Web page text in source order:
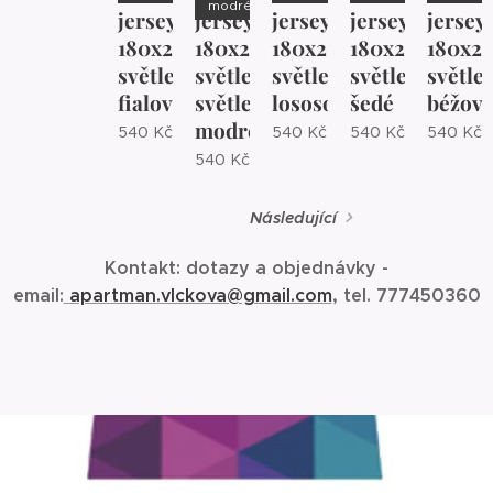
jersey
180x200
světle
fialova
540 Kč
jersey
180x200
světle
světle
modré
modré
540 Kč
jersey
180x200
světle
lososové
540 Kč
jersey
180x200
světle
šedé
540 Kč
jersey
světle
béžové
540 Kč
Následující
Kontakt: dotazy a objednávky -
email: apartman.vlckova@gmail.com, tel. 777450360